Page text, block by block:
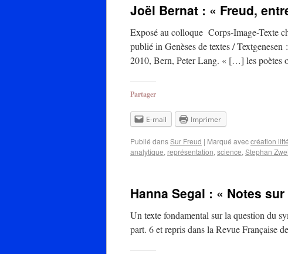
Joël Bernat : « Freud,
Exposé au colloque Corps-Image-Texte
publié in Genèses de textes /
2010, Bern, Peter Lang. « […] les poètes
Partager
E-mail Imprimer
Publié dansSur Freud | Marqué aveccréation
analytique, représentation, science, Stephan
Hanna Segal : « Notes
Un texte fondamental sur la question du
part. 6 et repris dans la Revue Française